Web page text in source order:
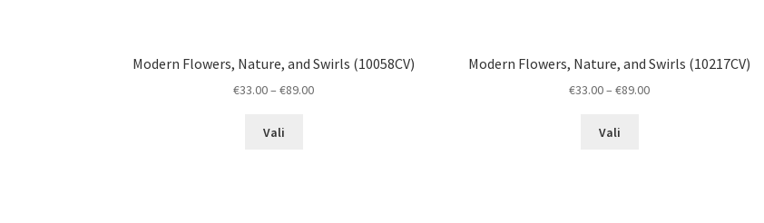
Modern Flowers, Nature, and Swirls (10058CV)
€33.00– €89.00Price
Vali
Modern Flowers, Nature, and Swirls (10217CV)
€33.00– €89.00Price
Vali